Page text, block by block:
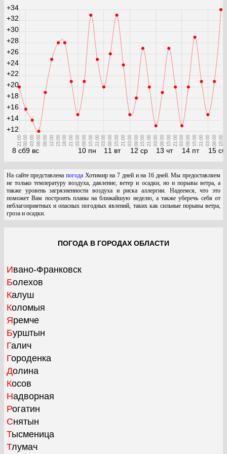
8 сб
21:00
9 вс
00:00 03:00 06:00 09:00 12:00 15:00 18:00 21:00
10 пн
03:00 09:00 15:00 21:00
11 вт
03:00 09:00 15:00 21:00
12 ср
03:00 09:00 15:00 21:00
13 чт
03:00 09:00 15:00 21:00
14 пт
03:00 09:00 15:00 21:00
15 сб
03:00 09:00 15:00
+12
+14
+16
+18
+20
+22
+24
+26
+28
+30
+32
+34
На сайте представленапогода Хотимир на 7 дней и на 16 дней. Мы предоставляем
не только температуру воздуха, давление, ветер и осадки, но и порывы ветра, а
также уровень загрязненности воздуха и риска аллергии. Надеемся, что это
поможет Вам построить планы на ближайшую неделю, а также уберечь себя от
неблагоприятных и опасных погодных явлений, таких как сильные порывы ветра,
гроза и осадки.
ПОГОДА В ГОРОДАХ ОБЛАСТИ
Ивано-Франковск
Болехов
Калуш
Коломыя
Яремче
Бурштын
Галич
Городенка
Долина
Косов
Надворная
Рогатин
Снятын
Тысменица
Тлумач